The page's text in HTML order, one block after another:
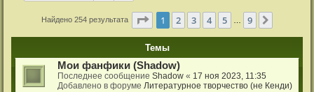
Найдено 254 результата Страница из
1 2 3 4 5 9
Темы
Мои фанфики (Shadow)
Последнее сообщение Shadow « 17 ноя 2023, 11:35
Добавлено в форуме Литературное творчество (не Кенди)